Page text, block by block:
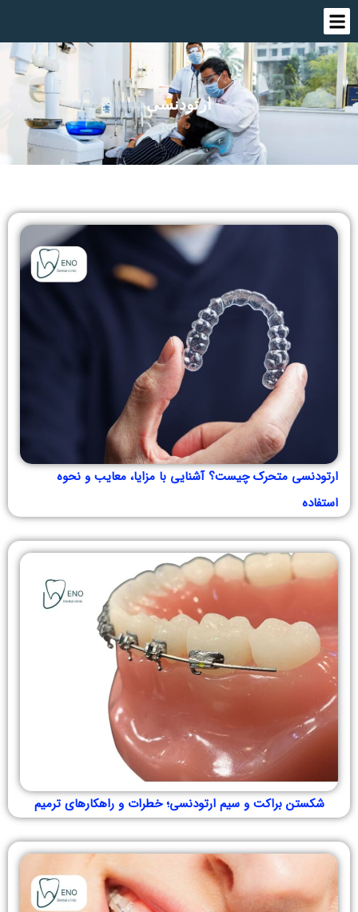
ارتودنسی
ارتودنسی متحرک چیست؟ آشنایی با مزایا، معایب و نحوه
استفاده
شکستن براکت و سیم ارتودنسی؛ خطرات و راهکارهای ترمیم